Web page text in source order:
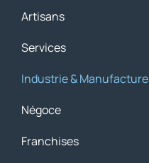
Artisans
Services
Industrie & Manufacture
Négoce
Franchises